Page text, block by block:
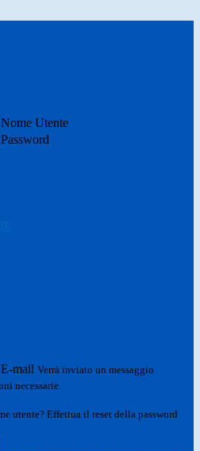
Nome Utente
Password
E-mail Verrà inviato un messaggio
necessarie.
utente? Effettua il reset della password